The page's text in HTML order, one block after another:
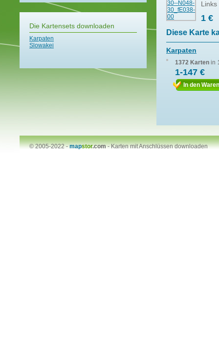
Die Kartensets downloaden
Karpaten
Slowakei
1 €
Diese Karte
Karpaten
1372 Karten in
1-147 €
In den
© 2005-2022 -mapstor.com-Karten mit Anschlüssen downloaden